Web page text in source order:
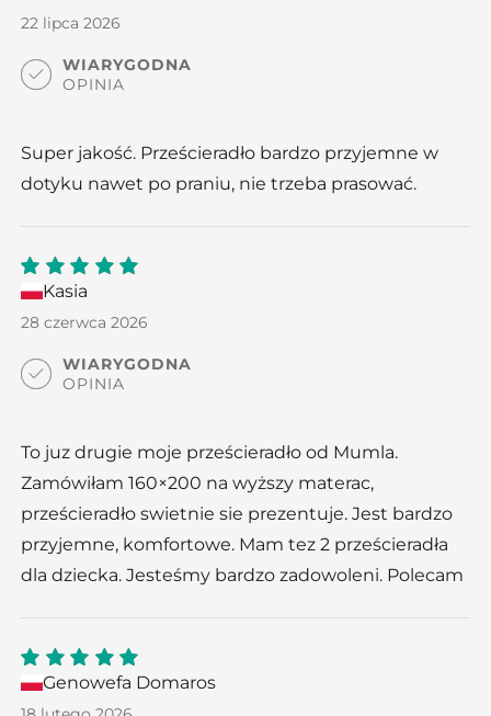
of 5
22 lipca 2026
WIARYGODNA
OPINIA
Super jakość. Prześcieradło bardzo przyjemne w
dotyku nawet po praniu, nie trzeba prasować.
5out
of 5
Kasia
28 czerwca 2026
WIARYGODNA
OPINIA
To juz drugie moje prześcieradło od Mumla.
Zamówiłam 160×200 na wyższy materac,
prześcieradło swietnie sie prezentuje. Jest bardzo
przyjemne, komfortowe. Mam tez 2 prześcieradła
dla dziecka. Jesteśmy bardzo zadowoleni. Polecam
5out
Genowefa Domaros